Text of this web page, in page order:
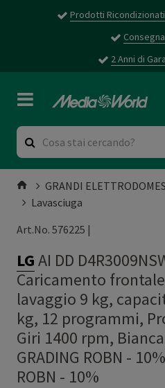
Prodotti
2 Anni di
GRANDI
Lavasciuga
Art.No. 576225 |
LGAI DD
Caricamento
lavaggio 9 kg,
kg, 12 programmi,
Giri 1400 rpm,
GRADING ROBN - 10%
ROBN - 10%